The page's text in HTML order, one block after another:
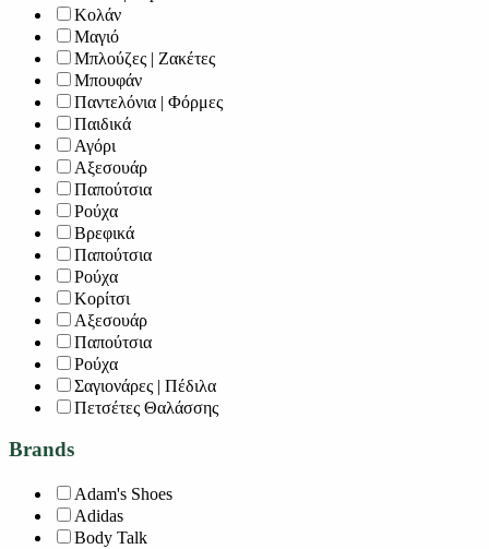
Κολάν
Μαγιό
Μπλούζες | Ζακέτες
Μπουφάν
Παντελόνια | Φόρμες
Παιδικά
Αγόρι
Αξεσουάρ
Παπούτσια
Ρούχα
Βρεφικά
Παπούτσια
Ρούχα
Κορίτσι
Αξεσουάρ
Παπούτσια
Ρούχα
Σαγιονάρες | Πέδιλα
Πετσέτες Θαλάσσης
Brands
Adam's Shoes
Adidas
Body Talk